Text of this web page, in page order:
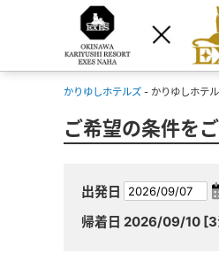
かりゆしホテルズ - かりゆしホテ
ご希望の条件を
出発日
帰着日 2026/09/10 [3